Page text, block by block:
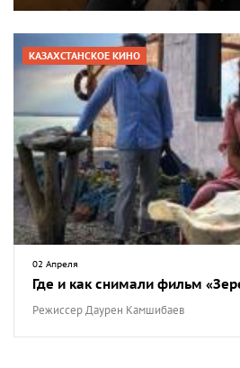
КАЗАХСТАНСКОЕ КИНО
02 Апреля
Где и как снимали фильм
Режиссер Даурен Камшибаев